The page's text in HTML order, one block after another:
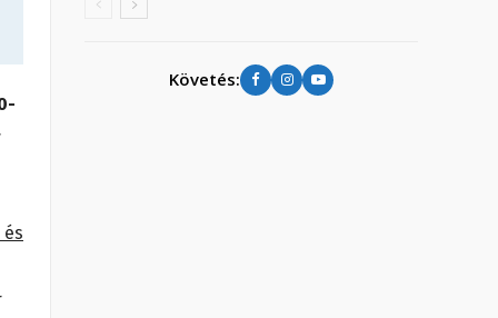
Követés: